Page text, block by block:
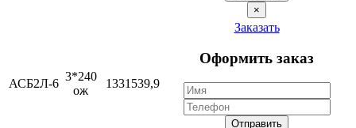
×
АСБ2Л-6
3*240
ож
1331539,9
Заказать
Оформить заказ
Отправить